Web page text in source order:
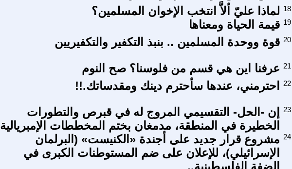
لماذا عليّ ألاَّ انتخب الإخوان المسلمين؟ 18
قيمة الحياة ومعناها 19
قوة ووحدة المسلمين .. بنبذ التكفير والتكفيريين 20
عرفنا اين هي قسم من فلوسنا؟ صح النوم 21
احترمني، عندها سأحترم دينك ومقدساتك.!! 22
إن -الحل- التقسيمي المروج له في قبرص والتطورات
الخطيرة في المنطقة، مدمغان بختم المخططات اﻹمبريالية
23
مشروع قرار جديد على أجندة «الكنيست» (البرلمان
الإسرائيلي)، للإعلان على ضم المستوطنات الكبرى في
الضفة الفلسطينية..
24